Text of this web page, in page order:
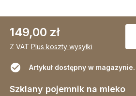
149,00 zł
Z VAT Plus koszty wysyłki
Artykuł dostępny w magazynie.
Szklany pojemnik na mleko